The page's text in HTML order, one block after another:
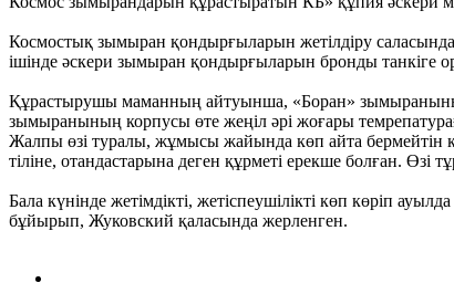
Космостық зымыран қондырғыларын жетілдіру саласында
ішінде әскери зымыран қондырғыларын бронды танкіге
Құрастырушы маманның айтуынша, «Боран» зымыранының
зымыранының корпусы өте жеңіл әрі жоғары
Жалпы өзі туралы, жұмысы жайында көп айта бермейтін
тіліне, отандастарына деген құрметі ерекше болған.
Бала күнінде жетімдікті, жетіспеушілікті көп көріп
бұйырып, Жуковский қаласында жерленген.